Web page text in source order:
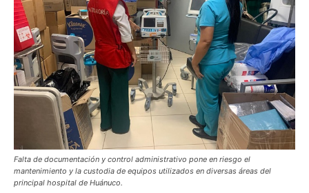
Falta de documentación y control administrativo pone en riesgo el
mantenimiento y la custodia de equipos utilizados en diversas áreas del
principal hospital de Huánuco.